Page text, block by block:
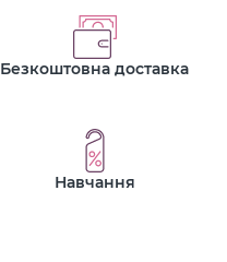
Безкоштовна доставка
Навчання